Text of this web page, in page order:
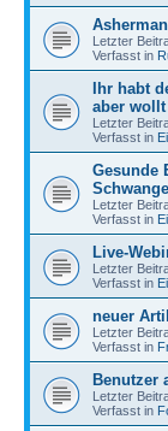
Asherman
Letzter
Verfasst in
Ihr habt
aber
Letzter
Verfasst in
Gesunde
Letzter
Verfasst in
Live-
Letzter
Verfasst in
neuer
Letzter
Verfasst in
Benutzer
Letzter
Verfasst in